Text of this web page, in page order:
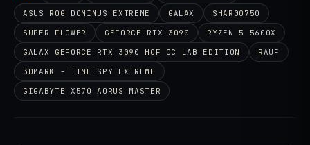
ASUS ROG DOMINUS EXTREME
GALAX
SHAR00750
SUPER FLOWER
GEFORCE RTX 3090
RYZEN 5 5600X
GALAX GEFORCE RTX 3090 HOF OC LAB EDITION
RAUF
3DMARK - TIME SPY EXTREME
GIGABYTE X570 AORUS MASTER